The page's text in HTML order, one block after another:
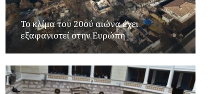
Το κλίμα του 20ού αιώνα έχει
εξαφανιστεί στην Ευρώπη